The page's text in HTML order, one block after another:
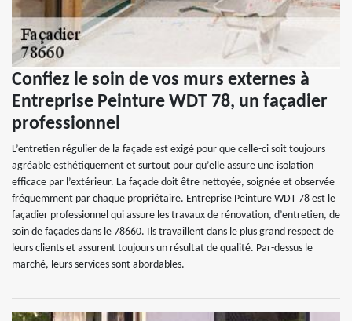
Confiez le soin de vos murs externes à
Entreprise Peinture WDT 78, un façadier
professionnel
L’entretien régulier de la façade est exigé pour que celle-ci soit toujours
agréable esthétiquement et surtout pour qu’elle assure une isolation
efficace par l’extérieur. La façade doit être nettoyée, soignée et observée
fréquemment par chaque propriétaire. Entreprise Peinture WDT 78 est le
façadier professionnel qui assure les travaux de rénovation, d’entretien, de
soin de façades dans le 78660. Ils travaillent dans le plus grand respect de
leurs clients et assurent toujours un résultat de qualité. Par-dessus le
marché, leurs services sont abordables.